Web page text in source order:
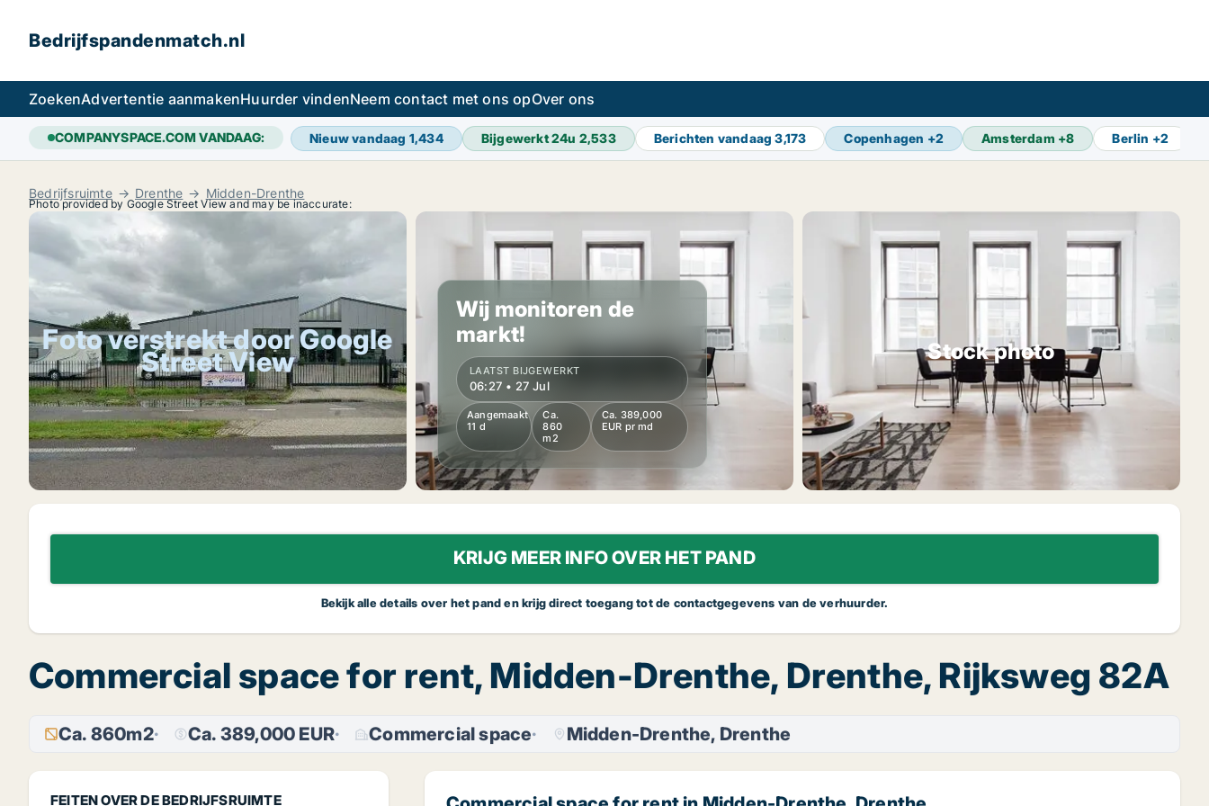
Bedrijfspandenmatch.nl
ZoekenAdvertentie aanmakenHuurder vindenNeem contact met ons opOver ons
COMPANYSPACE.COM VANDAAG: Nieuw vandaag 1,434 Bijgewerkt 24u 2,533 Berichten vandaag3,173 Copenhagen +2 Amsterdam +8 Berlin +2
Bedrijfsruimte Drenthe Midden-Drenthe
Photo provided by Google Street View and may be inaccurate:
Foto verstrekt door Google
Street View
Wij monitoren de
markt!
LAATST BIJGEWERKT
06:27 • 27 Jul
Aangemaakt
11 d
Ca.
860
m2
Ca. 389,000
EUR pr md
Stock photo
KRIJG MEER INFO OVER HET PAND
Bekijk alle details over het pand en krijg direct toegang tot de contactgegevens van de verhuurder.
Commercial space for rent, Midden-Drenthe, Drenthe, Rijksweg 82A
Ca. 860m2 Ca. 389,000 EUR Commercial space Midden-Drenthe, Drenthe
FEITEN OVER DE BEDRIJFSRUIMTE